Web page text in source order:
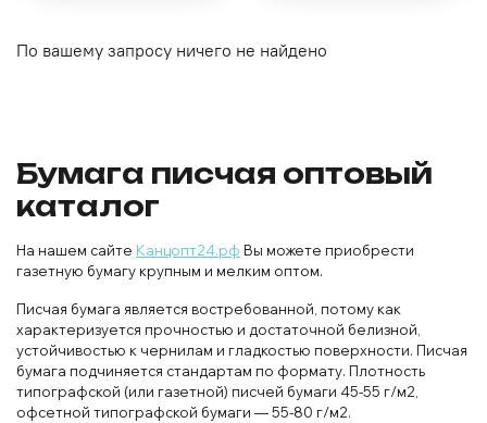
По вашему запросу ничего не найдено
Бумага писчая оптовый
каталог
На нашем сайте Канцопт24.рф Вы можете приобрести
газетную бумагу крупным и мелким оптом.
Писчая бумага является востребованной, потому как
характеризуется прочностью и достаточной белизной,
устойчивостью к чернилам и гладкостью поверхности. Писчая
бумага подчиняется стандартам по формату. Плотность
типографской (или газетной) писчей бумаги 45-55 г/м2,
офсетной типографской бумаги — 55-80 г/м2.